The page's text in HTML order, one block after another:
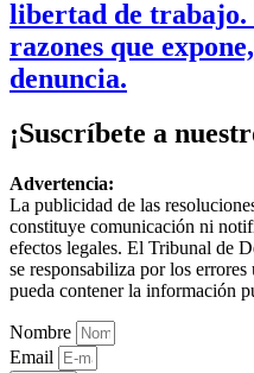
libertad de trabajo.
razones que
denuncia.
¡Suscríbete a
Advertencia:
La publicidad de las
constituye comunicación ni
efectos legales. El Tribunal de
se responsabiliza por los
pueda contener la información
Nombre
Email